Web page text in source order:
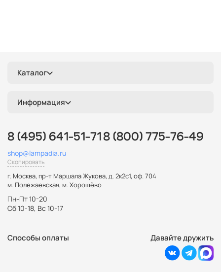
Каталог
Информация
8 (495) 641-51-71 8 (800) 775-76-49
shop@lampadia.ru
Скопировать
г. Москва, пр-т Маршала Жукова, д. 2к2с1, оф. 704
м. Полежаевская, м. Хорошёво
Пн-Пт 10-20
Сб 10-18, Вс 10-17
Способы оплаты Давайте дружить